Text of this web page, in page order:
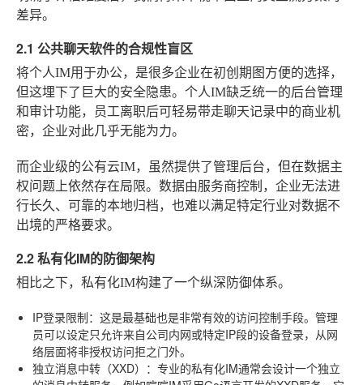
差异。
2.1 公共聊天软件的合规性盲区
将个人IM用于办公，是很多企业在初创期图方便的选择，
但这埋下了巨大的安全隐患。个人IM缺乏统一的后台管理
和审计功能，员工离职后可轻易带走聊天记录中的商业机
密，企业对此几乎无能为力。
而企业级的公有云IM，虽然提供了管理后台，但在数据主
权问题上依然存在局限。数据由服务商控制，企业无法进
行长久、可靠的本地归档，也难以满足特定行业对数据不
出境的严格要求。
2.2 私有化IM的防御架构
相比之下，私有化IM构建了一个纵深防御体系。
IP登录限制：这是最基础也是非常有效的访问控制手段。管理
员可以设定只允许来自公司内网或特定IP段的设备登录，从网
络层面将非授权访问拒之门外。
独立消息中转（XXD） ：专业的私有化IM通常会设计一个独立